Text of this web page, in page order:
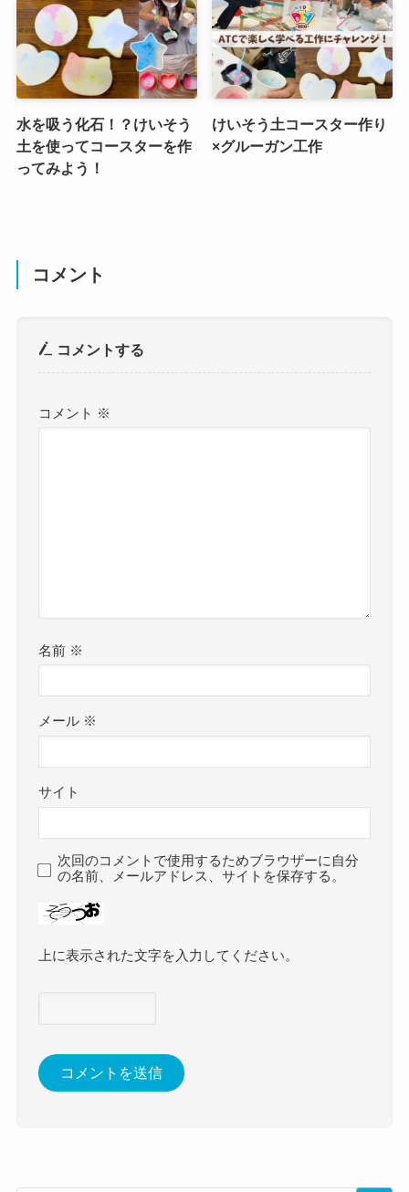
水を吸う化石！？けいそう
土を使ってコースターを作
ってみよう！
けいそう土コースター作り
×グルーガン工作
コメント
コメントする
コメント ※
名前 ※
メール ※
サイト
次回のコメントで使用するためブラウザーに自分
の名前、メールアドレス、サイトを保存する。
上に表示された文字を入力してください。